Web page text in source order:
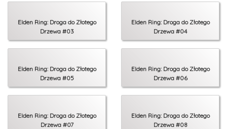
Elden Ring: Droga do Złotego
Drzewa #03
Elden Ring: Droga do Złotego
Drzewa #04
Elden Ring: Droga do Złotego
Drzewa #05
Elden Ring: Droga do Złotego
Drzewa #06
Elden Ring: Droga do Złotego
Drzewa #07
Elden Ring: Droga do Złotego
Drzewa #08